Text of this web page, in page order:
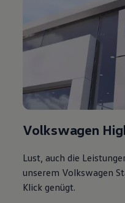
Volkswagen
Lust, auch die
unserem Volkswagen
Klick genügt.